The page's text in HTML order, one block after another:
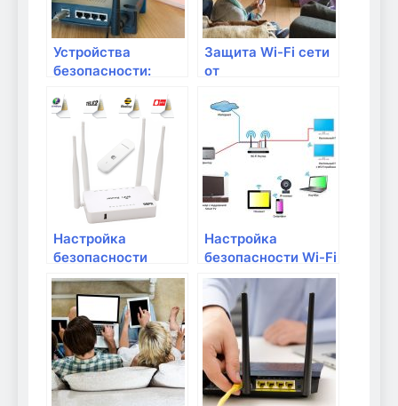
Устройства
безопасности:
фильтры и
контроль доступа
Защита Wi-Fi сети
от
доступа
Настройка
безопасности
домашней сети:
советы и
рекомендации
Настройка
безопасности Wi-Fi
сети: советы и
рекомендации